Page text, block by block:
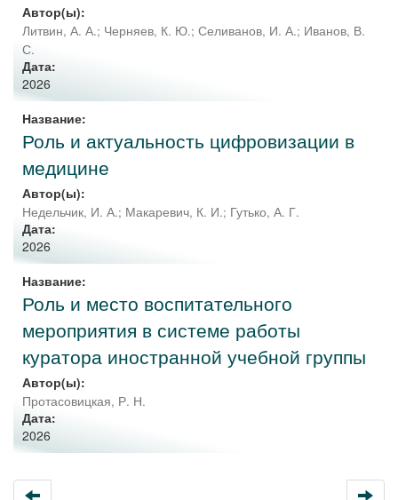
Автор(ы):
Литвин, А. А.; Черняев, К. Ю.; Селиванов, И. А.; Иванов, В.
С.
Дата:
2026
Название:
Роль и актуальность цифровизации в
медицине
Автор(ы):
Недельчик, И. А.; Макаревич, К. И.; Гутько, А. Г.
Дата:
2026
Название:
Роль и место воспитательного
мероприятия в системе работы
куратора иностранной учебной группы
Автор(ы):
Протасовицкая, Р. Н.
Дата:
2026